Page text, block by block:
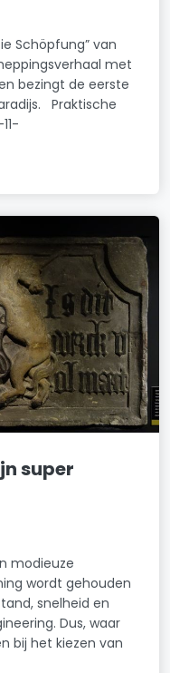
Schöpfung” van
met
bezingt de eerste
Praktische
super
modieuze
wordt gehouden
snelheid en
Dus, waar
bij het kiezen van